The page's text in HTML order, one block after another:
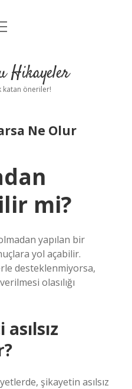
Hikayeler
katan öneriler!
Ne Olur
mi?
yapılan bir
yol açabilir.
desteklenmiyorsa,
olasılığı
şikayetin asılsız